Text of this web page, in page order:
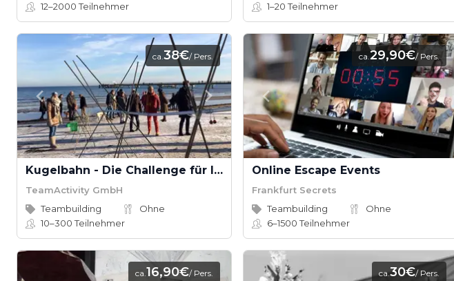
12–2000Teilnehmer
1–20Teilnehmer
ca.38€/ Pers.
Kugelbahn - Die Challenge für Ihr Team!
TeamActivity GmbH
Teambuilding
Ohne
10–300Teilnehmer
ca.29,90€/ Pers.
Online Escape Events
Frankfurt Secrets
Teambuilding
Ohne
6–1500Teilnehmer
ca.16,90€/ Pers. ca.30€/ Pers.